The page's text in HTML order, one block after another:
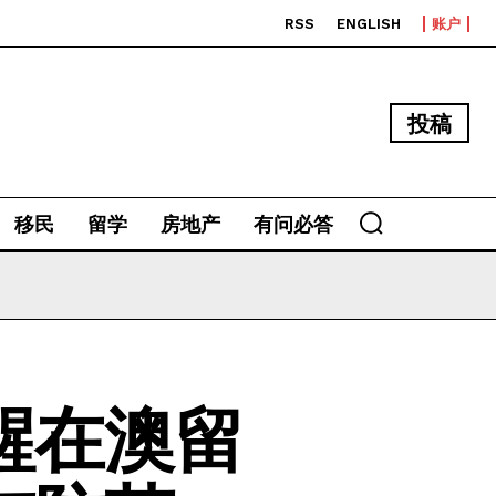
RSS ENGLISH 账户
投稿
移民 留学 房地产 有问必答
在澳留